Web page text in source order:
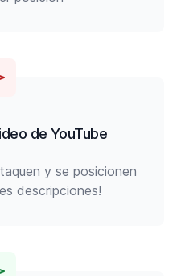
de YouTube
y se posicionen
descripciones!